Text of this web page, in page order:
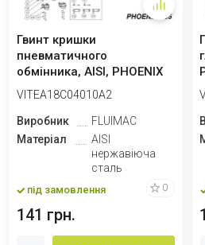
Гвинт кришки
пневматичного
обмінника, AISI, PHOENIX
P65, P100, P101, P160,
P2...
VITEA18C04010A2
Виробник
FLUIMAC
Матеріал
AISI
нержавіюча
сталь
під замовлення 0
141 грн.